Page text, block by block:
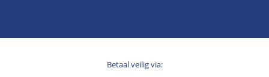
Betaal veilig via: